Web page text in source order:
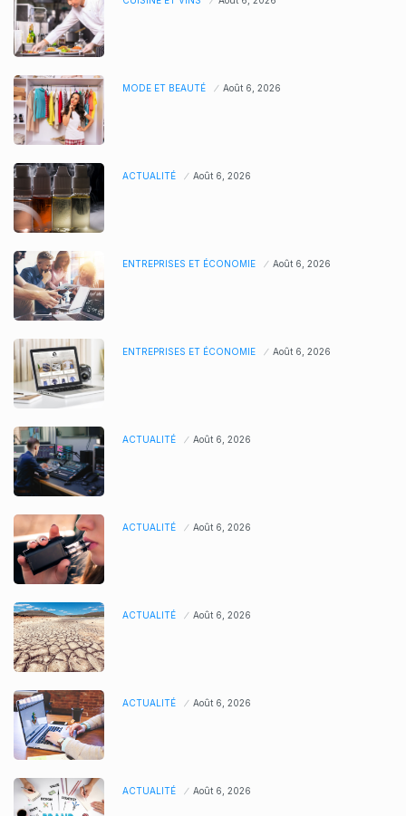
MODE ET BEAUTÉ Août 6, 2026
ACTUALITÉ Août 6, 2026
ENTREPRISES ET ÉCONOMIE Août 6, 2026
ENTREPRISES ET ÉCONOMIE Août 6, 2026
ACTUALITÉ Août 6, 2026
ACTUALITÉ Août 6, 2026
ACTUALITÉ Août 6, 2026
ACTUALITÉ Août 6, 2026
ACTUALITÉ Août 6, 2026